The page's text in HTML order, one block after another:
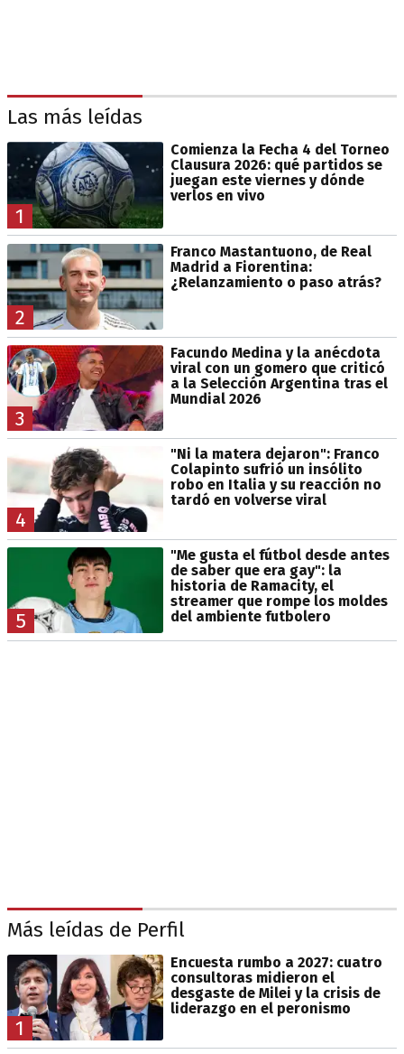
Las más leídas
1
Comienza la Fecha 4 del Torneo
Clausura 2026: qué partidos se
juegan este viernes y dónde
verlos en vivo
2
Franco Mastantuono, de Real
Madrid a Fiorentina:
¿Relanzamiento o paso atrás?
3
Facundo Medina y la anécdota
viral con un gomero que criticó
a la Selección Argentina tras el
Mundial 2026
4
"Ni la matera dejaron": Franco
Colapinto sufrió un insólito
robo en Italia y su reacción no
tardó en volverse viral
5
"Me gusta el fútbol desde antes
de saber que era gay": la
historia de Ramacity, el
streamer que rompe los moldes
del ambiente futbolero
Más leídas de Perfil
1
Encuesta rumbo a 2027: cuatro
consultoras midieron el
desgaste de Milei y la crisis de
liderazgo en el peronismo